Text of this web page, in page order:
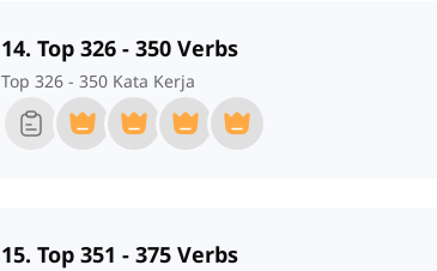
14. Top 326 - 350 Verbs
Top 326 - 350 Kata Kerja
15. Top 351 - 375 Verbs